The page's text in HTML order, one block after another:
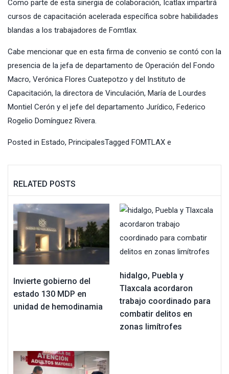
Como parte de esta sinergia de colaboración, Icatlax impartirá
cursos de capacitación acelerada específica sobre habilidades
blandas a los trabajadores de Fomtlax.
Cabe mencionar que en esta firma de convenio se contó con la
presencia de la jefa de departamento de Operación del Fondo
Macro, Verónica Flores Cuatepotzo y del Instituto de
Capacitación, la directora de Vinculación, María de Lourdes
Montiel Cerón y el jefe del departamento Jurídico, Federico
Rogelio Domínguez Rivera.
Posted in Estado, PrincipalesTagged FOMTLAX e
RELATED POSTS
Invierte gobierno del
estado 130 MDP en
unidad de hemodinamia
hidalgo, Puebla y
Tlaxcala acordaron
trabajo coordinado para
combatir delitos en
zonas limítrofes